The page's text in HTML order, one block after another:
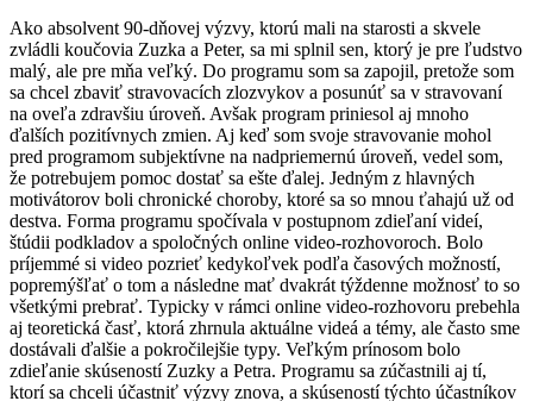
Ako absolvent 90-dňovej výzvy, ktorú mali na starosti a skvele
zvládli koučovia Zuzka a Peter, sa mi splnil sen, ktorý je pre ľudstvo
malý, ale pre mňa veľký. Do programu som sa zapojil, pretože som
sa chcel zbaviť stravovacích zlozvykov a posunúť sa v stravovaní
na oveľa zdravšiu úroveň. Avšak program priniesol aj mnoho
ďalších pozitívnych zmien. Aj keď som svoje stravovanie mohol
pred programom subjektívne na nadpriemernú úroveň, vedel som,
že potrebujem pomoc dostať sa ešte ďalej. Jedným z hlavných
motivátorov boli chronické choroby, ktoré sa so mnou ťahajú už od
destva. Forma programu spočívala v postupnom zdieľaní videí,
štúdii podkladov a spoločných online video-rozhovoroch. Bolo
príjemmé si video pozrieť kedykoľvek podľa časových možností,
popremýšľať o tom a následne mať dvakrát týždenne možnosť to so
všetkými prebrať. Typicky v rámci online video-rozhovoru prebehla
aj teoretická časť, ktorá zhrnula aktuálne videá a témy, ale často sme
dostávali ďalšie a pokročilejšie typy. Veľkým prínosom bolo
zdieľanie skúseností Zuzky a Petra. Programu sa zúčastnili aj tí,
ktorí sa chceli účastniť výzvy znova, a skúseností týchto účastníkov